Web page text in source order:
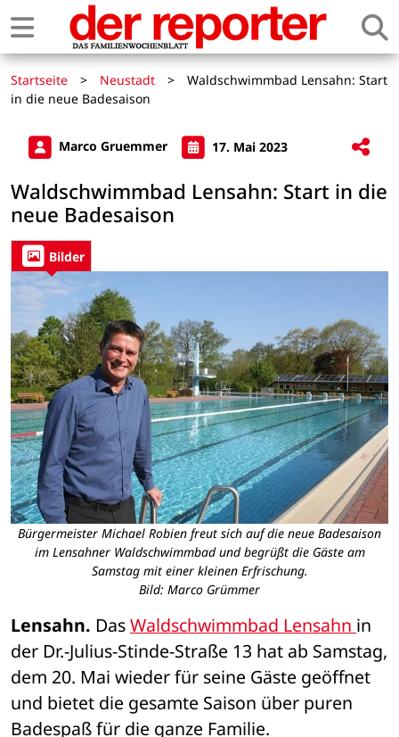
Startseite > Neustadt >
Waldschwimmbad Lensahn: Start
in die neue Badesaison
Marco Gruemmer 17. Mai 2023
Waldschwimmbad Lensahn: Start in die
neue Badesaison
Bilder
Bürgermeister Michael Robien freut sich auf die neue Badesaison
im Lensahner Waldschwimmbad und begrüßt die Gäste am
Samstag mit einer kleinen Erfrischung.
Bild: Marco Grümmer
Lensahn. Das Waldschwimmbad Lensahn in
der Dr.-Julius-Stinde-Straße 13 hat ab Samstag,
dem 20. Mai wieder für seine Gäste geöffnet
und bietet die gesamte Saison über puren
Badespaß für die ganze Familie.